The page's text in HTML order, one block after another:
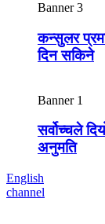
Banner 3
कन्सुलर
दिन सकिने
Banner 1
सर्वोच्चले
अनुमति
English
channel